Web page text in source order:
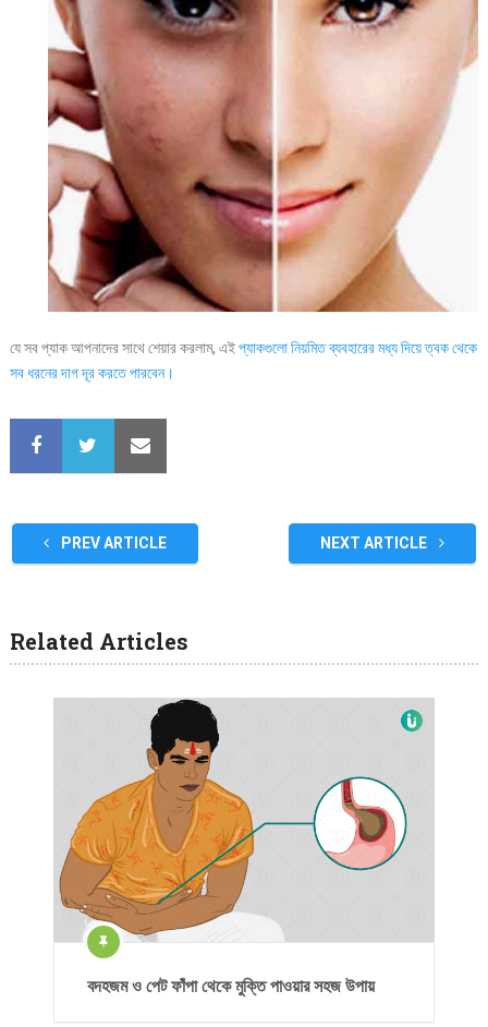
যে সব প্যাক আপনাদের সাথে শেয়ার করলাম, এইপ্যাকগুলো নিয়মিত ব্যবহারের মধ্য দিয়ে ত্বক থেকে
সব ধরনের দাগ দূর করতে পারবেন।
PREV ARTICLE NEXT ARTICLE
Related Articles
বদহজম ও পেট ফাঁপা থেকে মুক্তি পাওয়ার সহজ উপায়